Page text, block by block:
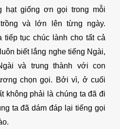
hạt giống ơn gọi trong mỗi
và lớn lên từng ngày.
tiếp tục chúc lành cho tất cả
biết lắng nghe tiếng Ngài,
và trung thành với con
chọn gọi. Bởi vì, ở cuối
không phải là chúng ta đã đi
ta đã dám đáp lại tiếng gọi